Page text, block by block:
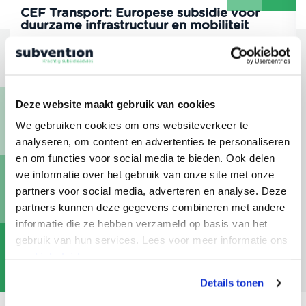
Deze website maakt gebruik van cookies
We gebruiken cookies om ons websiteverkeer te
analyseren, om content en advertenties te personaliseren
en om functies voor social media te bieden. Ook delen
we informatie over het gebruik van onze site met onze
partners voor social media, adverteren en analyse. Deze
partners kunnen deze gegevens combineren met andere
informatie die ze hebben verzameld op basis van het
gebruik van hun services. Lees voor meer informatie ons
Details tonen
CEF Transport: Europese subsidie voor
duurzame infrastructuur en mobiliteit
Werk je aan transportinfrastructuur, duurzame
mobiliteit of logistieke innovatie met Europese
impact? Dan biedt Connecting Europe Facility (CEF)
Transport mogelijk interessante
financieringskansen. Deze Europese regeling
ondersteunt projecten die bijdragen aan een
sterker, duurzamer en beter verbonden Europees
transportnetwerk.